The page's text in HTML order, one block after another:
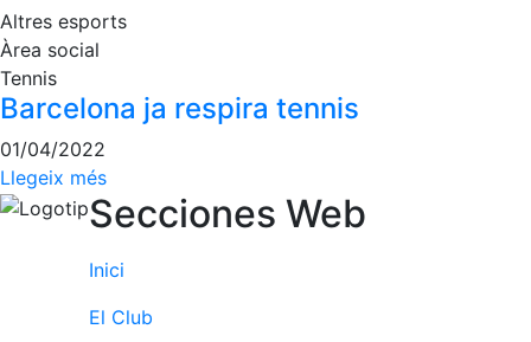
Altres esports
Àrea social
Tennis
Barcelona ja respira tennis
01/04/2022
Llegeix més
Secciones Web
Inici
El Club